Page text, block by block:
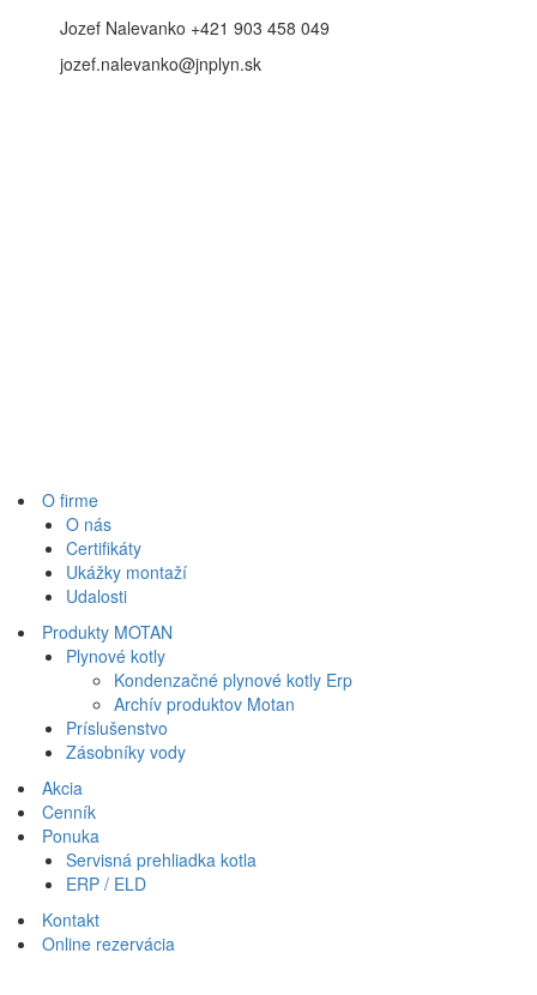
Jozef Nalevanko +421 903 458 049
jozef.nalevanko@jnplyn.sk
O firme
O nás
Certifikáty
Ukážky montaží
Udalosti
Produkty MOTAN
Plynové kotly
Kondenzačné plynové kotly Erp
Archív produktov Motan
Príslušenstvo
Zásobníky vody
Akcia
Cenník
Ponuka
Servisná prehliadka kotla
ERP / ELD
Kontakt
Online rezervácia